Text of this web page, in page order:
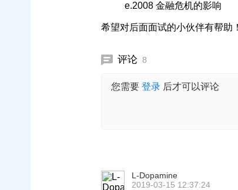
e.2008 金融危机的影响
希望对后面面试的小伙伴有帮助！
评论 8
您需要 登录 后才可以评论
L-Dopamine
2019-03-15 12:37:24